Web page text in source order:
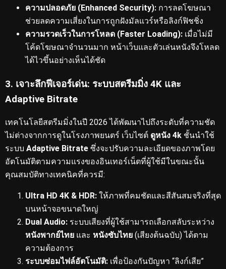
ความปลอดภัย (Enhanced Security): การลดโฆษณา
ช่วยลดความเสี่ยงในการถูกฝังมัลแวร์หรือลิงก์ฟิชชิ่ง
ความรวดเร็วในการโหลด (Faster Loading): เมื่อไม่มี
โค้ดโฆษณาจำนวนมาก หน้าเว็บและตัวเล่นหนังจึงโหลด
ได้ไวขึ้นอย่างเห็นได้ชัด
3. เจาะลึกฟีเจอร์เด่น: ระบบสตรีมมิ่ง 4K และ
Adaptive Bitrate
เทคโนโลยีสตรีมมิ่งในปี 2026 ได้พัฒนาไปถึงระดับที่ความชัด
ไม่ต่างจากการดูในโรงภาพยนตร์ เว็บไซต์ ดูหนัง 4k ชั้นนำใช้
ระบบ Adaptive Bitrate ซึ่งจะปรับความละเอียดของภาพโดย
อัตโนมัติตามความแรงของอินเทอร์เน็ตที่ผู้ใช้มีในขณะนั้น
คุณสมบัติทางเทคนิคที่ควรมี:
Ultra HD 4K & HDR: ให้ภาพที่คมชัดและสีสันสมจริงที่สุด
บนหน้าจอขนาดใหญ่
Dual Audio: ระบบเสียงที่ผู้ใช้สามารถเลือกสลับระหว่าง
หนังพากย์ไทย และ หนังซับไทย (เสียงต้นฉบับ) ได้ตาม
ความต้องการ
ระบบซ่อมไฟล์อัตโนมัติ: เพื่อป้องกันปัญหา “ลิงก์เสีย”